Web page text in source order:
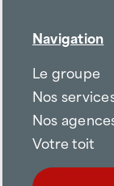
Navigation
Le groupe
Nos
Nos
Votre toit